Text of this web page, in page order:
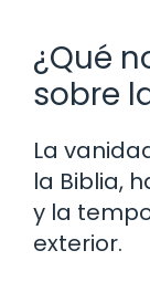
¿Qué
sobre
La
la Biblia,
y la
exterior.